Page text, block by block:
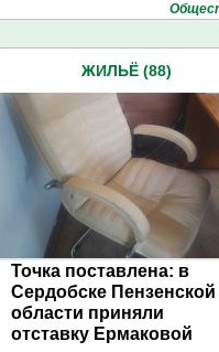
ЖИЛЬЁ (88)
Точка поставлена: в
Сердобске Пензенской
области приняли
отставку Ермаковой